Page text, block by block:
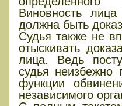
Виновность
должна быть
Судья также не
отыскивать
лица. Ведь
судья неизбежно
функции
независимого